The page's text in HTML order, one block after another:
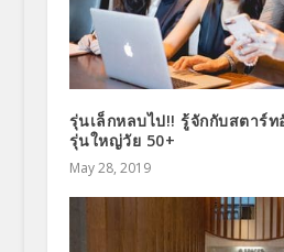
รุ่นเล็กหลบไป!! รู้จักกับสตาร์
รุ่นใหญ่วัย 50+
May 28, 2019